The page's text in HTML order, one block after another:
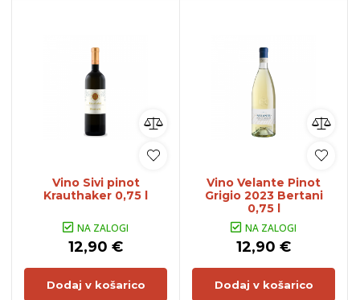
Vino Sivi pinot
Krauthaker 0,75 l
NA ZALOGI
12,90 €
Dodaj v košarico
Vino Velante Pinot
Grigio 2023 Bertani
0,75 l
NA ZALOGI
12,90 €
Dodaj v košarico